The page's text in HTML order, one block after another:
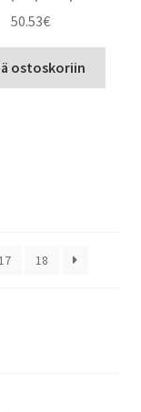
50.53€
ostoskoriin
18